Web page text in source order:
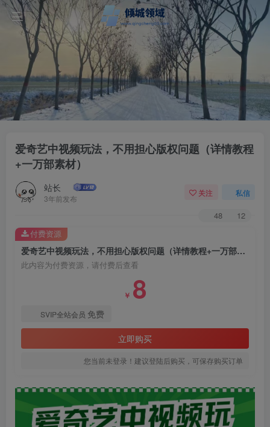
爱奇艺中视频玩法，不用担心版权问题（详情教程
+一万部素材）
站长
3年前发布
关注 私信
48 12
爱奇艺中视频玩法，不用担心版权问题（详情教程+一万部素材）
此内容为付费资源，请付费后查看
￥ 8
SVIP全站会员 免费
立即购买
您当前未登录！建议登陆后购买，可保存购买订单
付费资源